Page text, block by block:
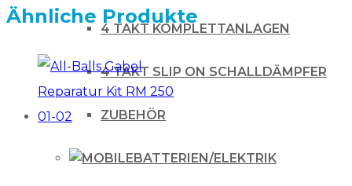
4 TAKT KOMPLETTANLAGEN
4 TAKT SLIP ON SCHALLDÄMPFER
ZUBEHÖR
BATTERIEN/ELEKTRIK
feuerfest
450
Ähnliche Produkte